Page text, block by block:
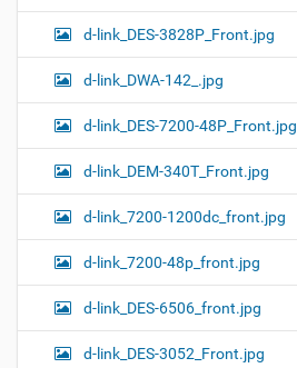
d-link_DES-3828P_Front.jpg
d-link_DWA-142_.jpg
d-link_DES-7200-48P_Front.jpg
d-link_DEM-340T_Front.jpg
d-link_7200-1200dc_front.jpg
d-link_7200-48p_front.jpg
d-link_DES-6506_front.jpg
d-link_DES-3052_Front.jpg